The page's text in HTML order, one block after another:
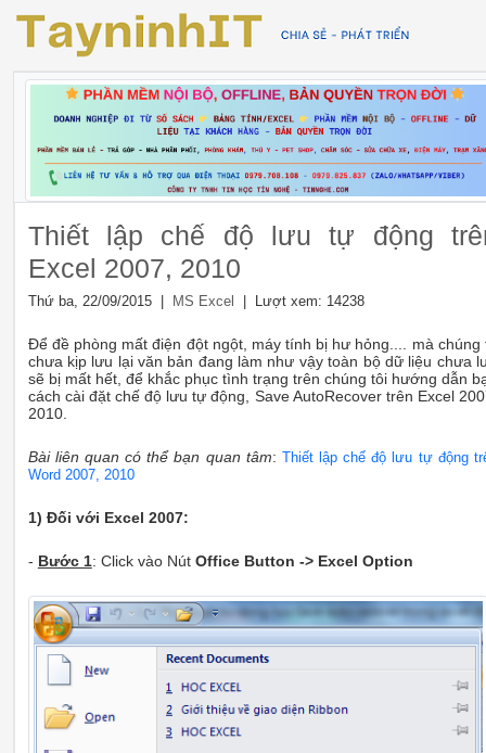
Thiết lập chế độ lưu tự động
Excel 2007, 2010
Thứ ba, 22/09/2015 | MS Excel | Lượt xem: 14238
Để đề phòng mất điện đột ngột, máy tính bị hư hỏng.... mà chúng
chưa kịp lưu lại văn bản đang làm như vậy toàn bộ dữ liệu chưa
sẽ bị mất hết, để khắc phục tình trạng trên chúng tôi hướng dẫn
cách cài đặt chế độ lưu tự động, Save AutoRecover trên Excel
2010.
Bài liên quan có thể bạn quan tâm: Thiết lập chế độ lưu tự động
Word 2007, 2010
1) Đối với Excel 2007:
- Bước 1: Click vào Nút Office Button -> Excel Option